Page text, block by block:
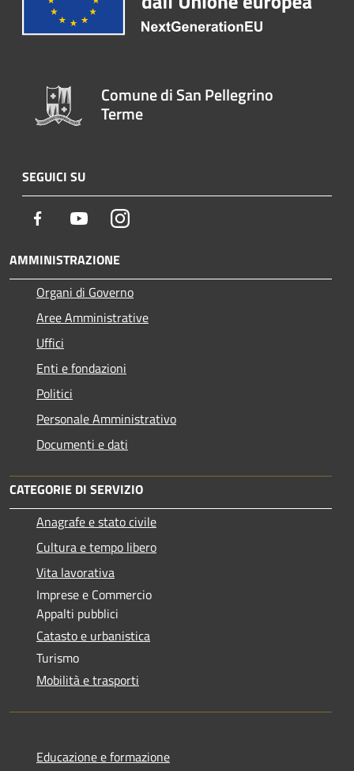
Comune di San Pellegrino
Terme
SEGUICI SU
Facebook YoutubeInstagram
AMMINISTRAZIONE
Organi di Governo
Aree Amministrative
Uffici
Enti e fondazioni
Politici
Personale Amministrativo
Documenti e dati
CATEGORIE DI SERVIZIO
Anagrafe e stato civile
Cultura e tempo libero
Vita lavorativa
Imprese e Commercio
Appalti pubblici
Catasto e urbanistica
Turismo
Mobilità e trasporti
Educazione e formazione